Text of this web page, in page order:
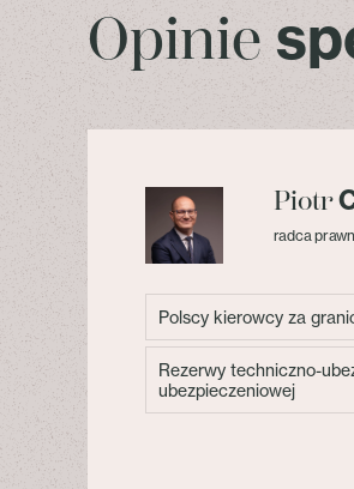
Opinie
Piotr
radca
Polscy kierowcy za
Rezerwy techniczno-
ubezpieczeniowej